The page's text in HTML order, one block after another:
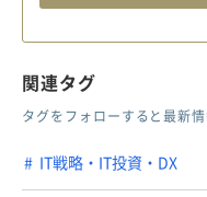
関連タグ
タグをフォローすると最新
IT戦略・IT投資・DX